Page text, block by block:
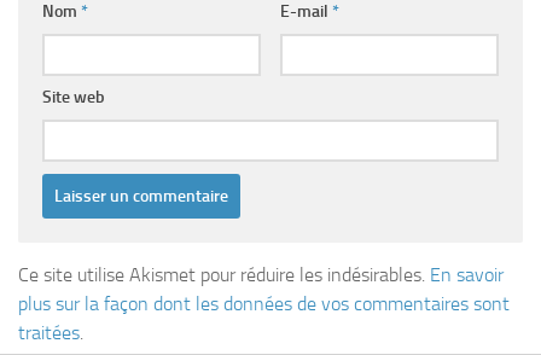
Nom * E-mail *
Site web
Ce site utilise Akismet pour réduire les indésirables. En savoir
plus sur la façon dont les données de vos commentaires sont
traitées.